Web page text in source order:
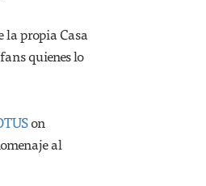
la propia Casa
quienes lo
on
al